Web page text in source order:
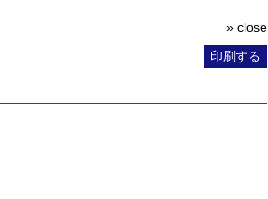
» close
印刷する